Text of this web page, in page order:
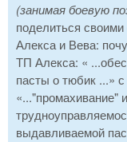
(занимая боевую
поделиться
Алекса и Вева:
ТП Алекса: «
пасты о тюбик ...»
«..."промахивание"
выдавливаемой